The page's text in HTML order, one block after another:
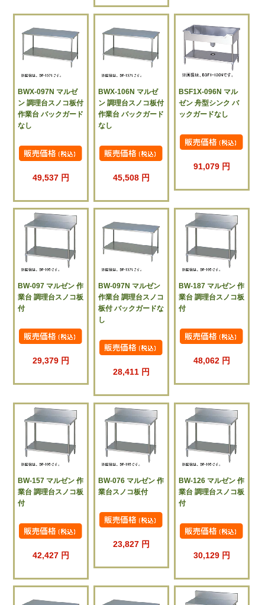
BWX-097N マルゼ
ン 調理台スノコ板付
作業台 バックガード
なし
49,537 円
BWX-106N マルゼ
ン 調理台スノコ板付
作業台 バックガード
なし
45,508 円
BSF1X-096N マル
ゼン 舟型シンク バ
ックガードなし
91,079 円
BW-097 マルゼン 作
業台 調理台スノコ板
付
29,379 円
BW-097N マルゼン
作業台 調理台スノコ
板付 バックガードな
し
28,411 円
BW-187 マルゼン 作
業台 調理台スノコ板
付
48,062 円
BW-157 マルゼン 作
業台 調理台スノコ板
付
42,427 円
BW-076 マルゼン 作
業台スノコ板付
23,827 円
BW-126 マルゼン 作
業台 調理台スノコ板
付
30,129 円